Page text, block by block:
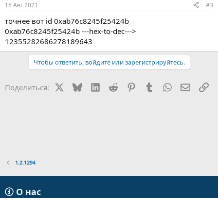
15 Авг 2021 #3
точнее вот id 0xab76c8245f25424b
0xab76c8245f25424b ---hex-to-dec--->
12355282686278189643
Чтобы ответить, войдите или зарегистрируйтесь.
Поделиться: BlueskyLinkedIn
Reddit PinterestTumblr WhatsApp
1.2.1294
О нас